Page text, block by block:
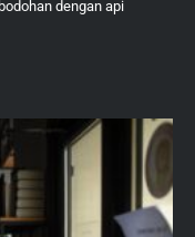
dengan api